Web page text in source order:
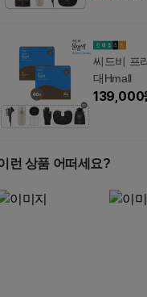
씨드비 프
대Hmall
139,000
런 상품 어떠세요?